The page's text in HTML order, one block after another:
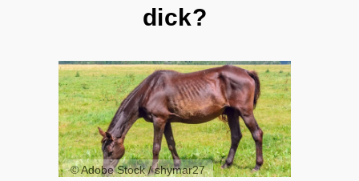
dick?
© Adobe Stock / shymar27